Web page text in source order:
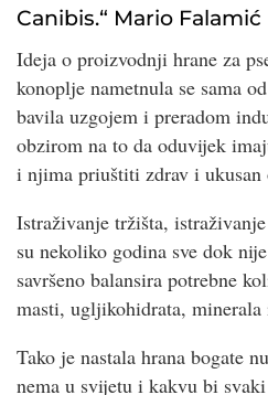
Canibis.“ Mario Falamić
Ideja o proizvodnji hrane za
konoplje nametnula se sama
bavila uzgojem i preradom
obzirom na to da oduvijek
i njima priuštiti zdrav i ukusan
Istraživanje tržišta,
su nekoliko godina sve dok
savršeno balansira potrebne
masti, ugljikohidrata,
Tako je nastala hrana bogate
nema u svijetu i kakvu bi